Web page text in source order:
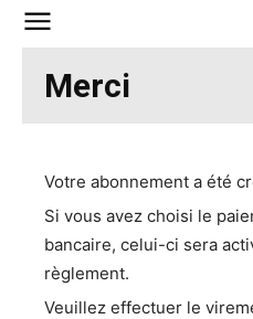
Merci
Votre abonnement a été
Si vous avez choisi le
bancaire, celui-ci sera
règlement.
Veuillez effectuer le